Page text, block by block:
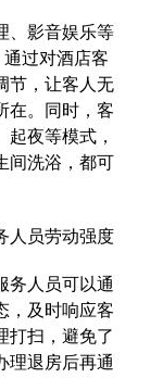
影音娱乐等
通过对酒店客
节，让客人无
在。同时，客
夜等模式，
间洗浴，都可
员劳动强度
人员可以通
，及时响应客
打扫，避免了
理退房后再通